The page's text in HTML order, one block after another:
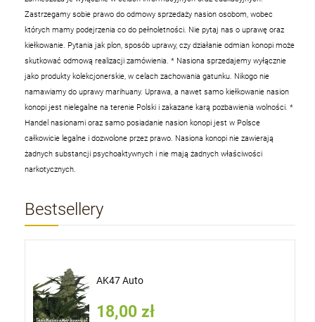
Zastrzegamy sobie prawo do odmowy sprzedaży nasion osobom, wobec
których mamy podejrzenia co do pełnoletności. Nie pytaj nas o uprawę oraz
kiełkowanie. Pytania jak plon, sposób uprawy, czy działanie odmian konopi może
skutkować odmową realizacji zamówienia. * Nasiona sprzedajemy wyłącznie
jako produkty kolekcjonerskie, w celach zachowania gatunku. Nikogo nie
namawiamy do uprawy marihuany. Uprawa, a nawet samo kiełkowanie nasion
konopi jest nielegalne na terenie Polski i zakazane karą pozbawienia wolności. *
Handel nasionami oraz samo posiadanie nasion konopi jest w Polsce
całkowicie legalne i dozwolone przez prawo. Nasiona konopi nie zawierają
żadnych substancji psychoaktywnych i nie mają żadnych właściwości
narkotycznych.
Bestsellery
AK47 Auto
18,00 zł